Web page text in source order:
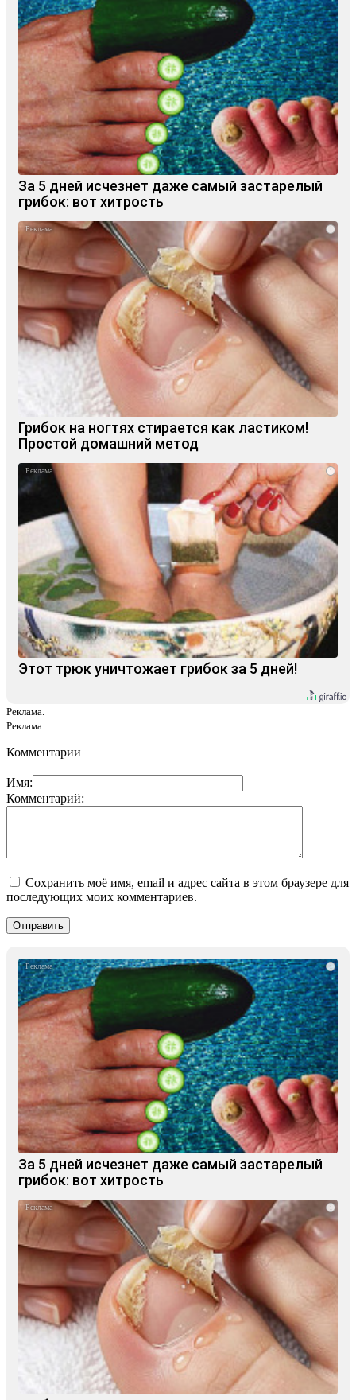
За 5 дней исчезнет даже самый застарелый
грибок: вот хитрость
i
Грибок на ногтях стирается как ластиком!
Простой домашний метод
i
Этот трюк уничтожает грибок за 5 дней!
Реклама.
Реклама.
Комментарии
Имя:
Комментарий:
Сохранить моё имя, email и адрес сайта в этом браузере для
последующих моих комментариев.
i
За 5 дней исчезнет даже самый застарелый
грибок: вот хитрость
i